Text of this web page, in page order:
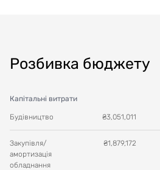
Розбивка бюджету
Капітальні витрати
Будівництво ₴3,051,011
Закупівля/
амортизація
обладнання
₴1,879,172